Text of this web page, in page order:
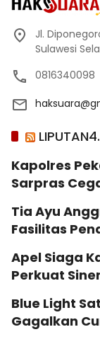
Jl.
Sulawesi
0816340098
Kapolres
Sarpras
Tia Ayu
Fasilitas
Apel Siaga
Perkuat
Blue Light
Gagalkan